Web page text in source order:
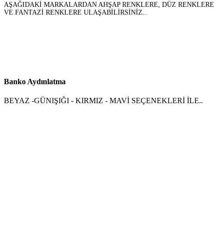
AŞAĞIDAKİ MARKALARDAN AHŞAP RENKLERE, DÜZ RENKLERE
VE FANTAZİ RENKLERE ULAŞABİLİRSİNİZ..
Banko Aydınlatma
BEYAZ -GÜNIŞIĞI - KIRMIZ - MAVİ SEÇENEKLERİ İLE..